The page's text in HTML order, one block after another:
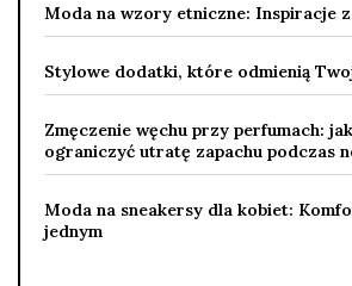
Moda na wzory etniczne: Inspiracje
Stylowe dodatki, które odmienią
Zmęczenie węchu przy perfumach:
ograniczyć utratę zapachu podczas
Moda na sneakersy dla kobiet:
jednym